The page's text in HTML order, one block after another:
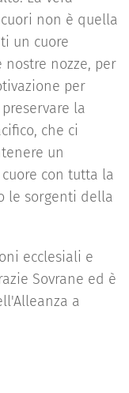
non è quella
un cuore
nozze, per
per
la
che ci
un
con tutta la
le sorgenti della
ecclesiali e
Sovrane ed è
a